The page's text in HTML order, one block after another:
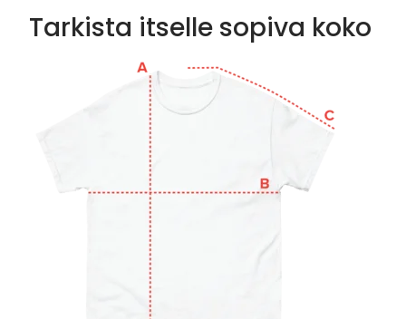
Tarkista itselle sopiva koko